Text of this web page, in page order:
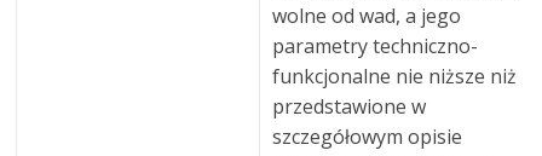
wolne od wad, a jego
parametry techniczno-
funkcjonalne nie niższe niż
przedstawione w
szczegółowym opisie